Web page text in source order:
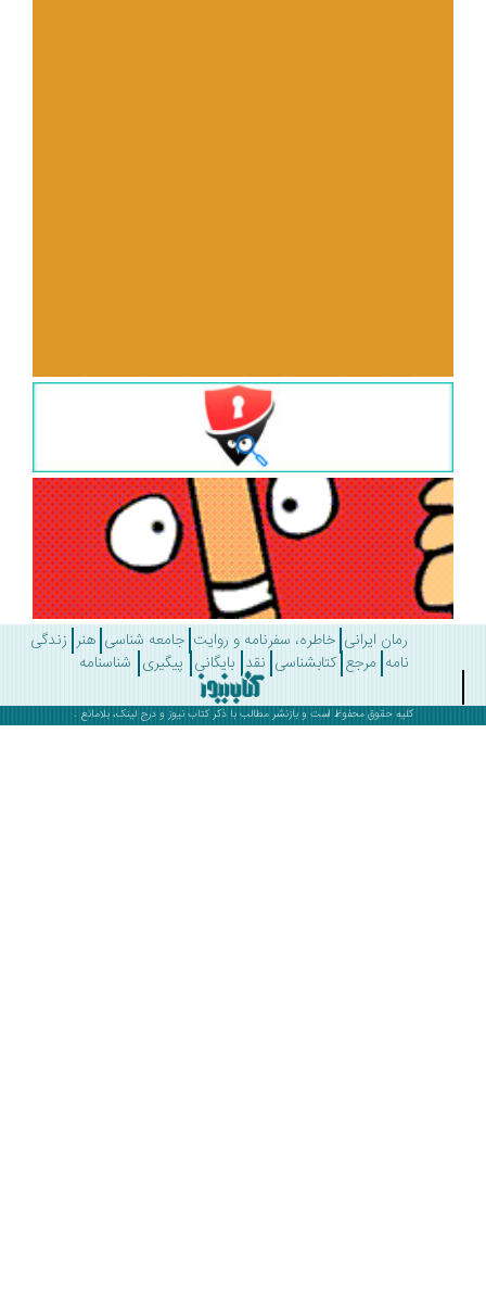
رمان ایرانی خاطره، سفرنامه و روایت جامعه شناسی هنر زندگی
مرجع کتابشناسی نقد بایگانی پیگیری شناسنامه
کلیه حقوق محفوظ است و بازنشر مطالب با ذکرکتاب نیوز و درج لینک، بلامانع .